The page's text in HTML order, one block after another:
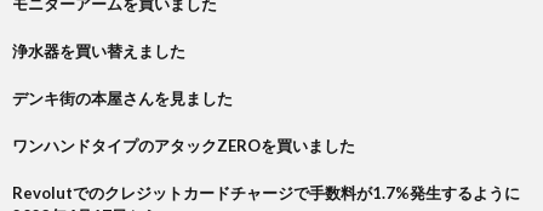
浄水器を買い替えました
デンキ街の本屋さんを見ました
ワンハンドタイプのアタックZEROを買いました
Revolutでのクレジットカードチャージで手数料が1.7%発生するように